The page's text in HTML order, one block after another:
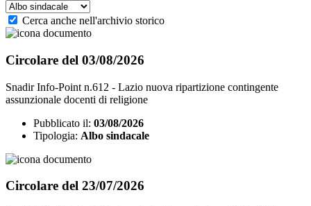
Cerca anche nell'archivio storico
Circolare del 03/08/2026
Snadir Info-Point n.612 - Lazio nuova ripartizione contingente
assunzionale docenti di religione
Pubblicato il: 03/08/2026
Tipologia: Albo sindacale
Circolare del 23/07/2026